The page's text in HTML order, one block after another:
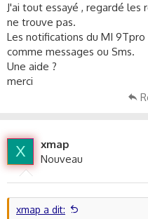
J'ai tout essayé , regardé
ne trouve pas.
Les notifications du MI
comme messages ou Sms.
Une aide ?
merci
X
xmap
Nouveau
xmap a dit: